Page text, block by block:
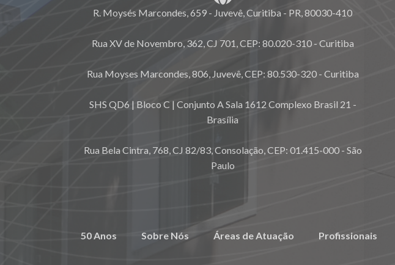
R. Moysés Marcondes, 659 - Juvevê, Curitiba - PR, 80030-410
Rua XV de Novembro, 362, CJ 701, CEP: 80.020-310 - Curitiba
Rua Moyses Marcondes, 806, Juvevê, CEP: 80.530-320 - Curitiba
SHS QD6 | Bloco C | Conjunto A Sala 1612 Complexo Brasil 21 -
Brasília
Rua Bela Cintra, 768, CJ 82/83, Consolação, CEP: 01.415-000 - São
Paulo
50 Anos Sobre Nós Áreas de Atuação Profissionais